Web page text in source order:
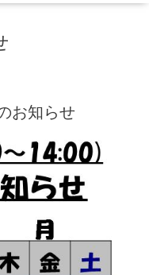
お知らせ